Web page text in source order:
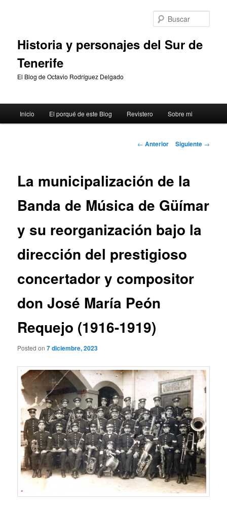
Historia y personajes del Sur de
Tenerife
El Blog de Octavio Rodríguez Delgado
principal
Inicio El porqué de este Blog Revistero Sobre mi
Navegación
← Anterior Siguiente →
La municipalización de la
Banda de Música de Güímar
y su reorganización bajo la
dirección del prestigioso
concertador y compositor
don José María Peón
Requejo (1916-1919)
Posted on7 diciembre, 2023